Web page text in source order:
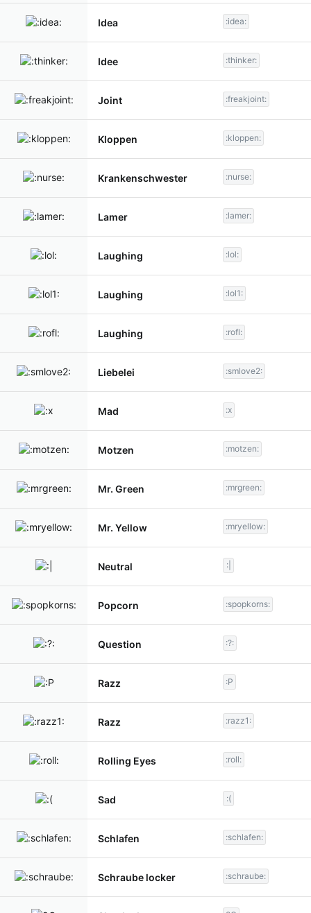
Idea :idea:
Idee :thinker:
Joint :freakjoint:
Kloppen :kloppen:
Krankenschwester :nurse:
Lamer :lamer:
Laughing :lol:
Laughing :lol1:
Laughing :rofl:
Liebelei :smlove2:
Mad :x
Motzen :motzen:
Mr. Green :mrgreen:
Mr. Yellow :mryellow:
Neutral :|
Popcorn :spopkorns:
Question :?:
Razz :P
Razz :razz1:
Rolling Eyes :roll:
Sad :(
Schlafen :schlafen:
Schraube locker :schraube: